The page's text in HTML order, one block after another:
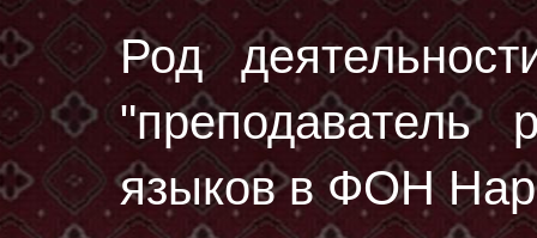
Род
"преподаватель
языков в ФОН